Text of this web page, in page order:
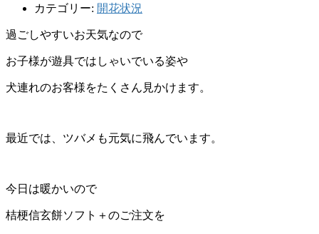
カテゴリー: 開花状況
過ごしやすいお天気なので
お子様が遊具ではしゃいでいる姿や
犬連れのお客様をたくさん見かけます。
最近では、ツバメも元気に飛んでいます。
今日は暖かいので
桔梗信玄餅ソフト＋のご注文を